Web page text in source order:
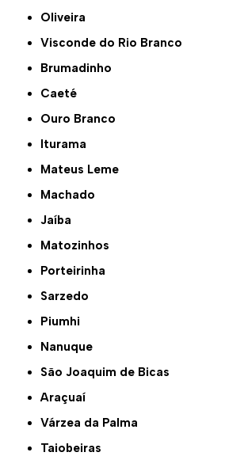
Oliveira
Visconde do Rio Branco
Brumadinho
Caeté
Ouro Branco
Iturama
Mateus Leme
Machado
Jaíba
Matozinhos
Porteirinha
Sarzedo
Piumhi
Nanuque
São Joaquim de Bicas
Araçuaí
Várzea da Palma
Taiobeiras